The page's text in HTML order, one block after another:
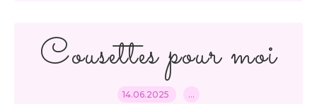
Cousettes pour moi
14.06.2025 …